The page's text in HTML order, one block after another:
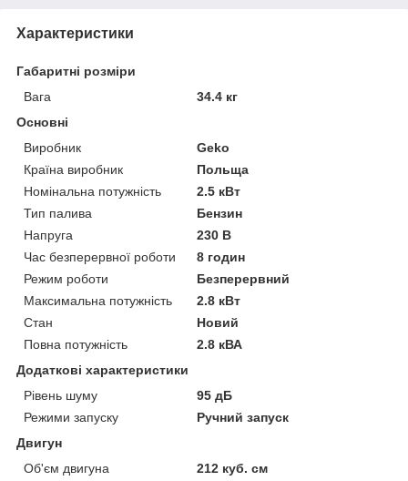
Характеристики
Габаритні розміри
Вага
34.4 кг
Основні
Виробник
Geko
Країна виробник
Польща
Номінальна потужність
2.5 кВт
Тип палива
Бензин
Напруга
230 В
Час безперервної роботи
8 годин
Режим роботи
Безперервний
Максимальна потужність
2.8 кВт
Стан
Новий
Повна потужність
2.8 кВА
Додаткові характеристики
Рівень шуму
95 дБ
Режими запуску
Ручний запуск
Двигун
Об'єм двигуна
212 куб. см